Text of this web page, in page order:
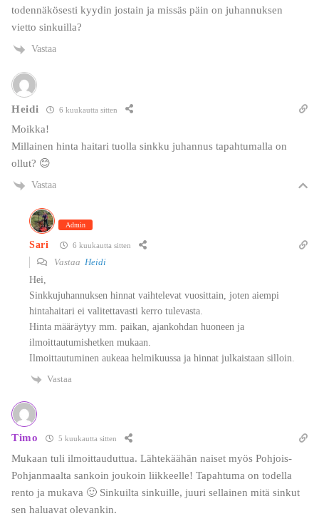
todennäkösesti kyydin jostain ja missäs päin on juhannuksen
vietto sinkuilla?
Vastaa
Heidi 6 kuukautta sitten
Moikka!
Millainen hinta haitari tuolla sinkku juhannus tapahtumalla on
ollut? 😊
Vastaa
Admin
Sari 6 kuukautta sitten
Vastaa Heidi
Hei,
Sinkkujuhannuksen hinnat vaihtelevat vuosittain, joten aiempi
hintahaitari ei valitettavasti kerro tulevasta.
Hinta määräytyy mm. paikan, ajankohdan huoneen ja
ilmoittautumishetken mukaan.
Ilmoittautuminen aukeaa helmikuussa ja hinnat julkaistaan silloin.
Vastaa
Timo 5 kuukautta sitten
Mukaan tuli ilmoittauduttua. Lähtekäähän naiset myös Pohjois-
Pohjanmaalta sankoin joukoin liikkeelle! Tapahtuma on todella
rento ja mukava 🙂 Sinkuilta sinkuille, juuri sellainen mitä sinkut
sen haluavat olevankin.